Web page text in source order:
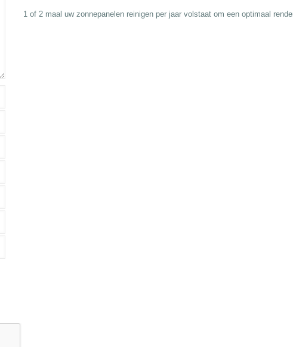
1 of 2 maal uw zonnepanelen reinigen per jaar volstaat om een optimaal